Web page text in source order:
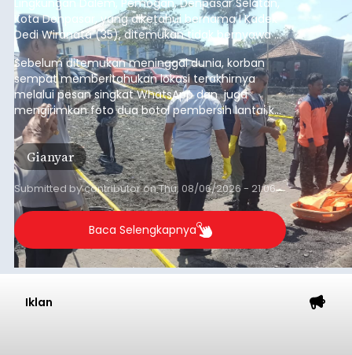
Lingkungan Dalem, Pemogan, Denpasar Selatan,
Kota Denpasar, yang diketahui bernama I Kadek
Dedi Wiranata (35), ditemukan tidak bernyawa di
pesisir Pantai Purnama, Sukawati.
Sebelum ditemukan meninggal dunia, korban
sempat memberitahukan lokasi terakhirnya
melalui pesan singkat WhatsApp dan juga
mengirimkan foto dua botol pembersih lantai ke
istrinya.
Gianyar
Submitted bycontributoronThu, 08/06/2026 - 21:06
Baca Selengkapnya
Iklan